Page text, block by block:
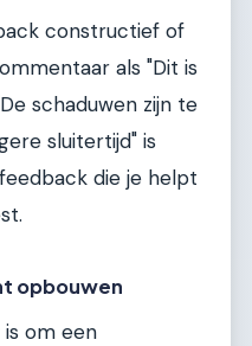
constructief of
als "Dit is
schaduwen zijn te
sluitertijd" is
die je helpt
opbouwen
om een